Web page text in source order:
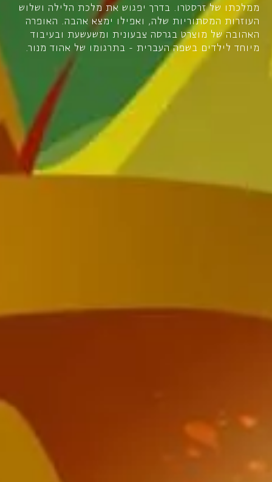
ממלכתו של זרסטרו. בדרך יפגוש את מלכת הלילה ושלוש
העוזרות המסתוריות שלה, ואפילו ימצא אהבה. האופרה
האהובה של מוצרט בגרסה צבעונית ומשעשעת ובעיבוד
מיוחד לילדים בשפה העברית - בתרגומו של אהוד מנור.